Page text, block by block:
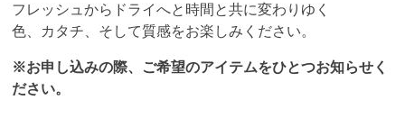
フレッシュからドライへと時間と共に変わりゆく
色、カタチ、そして質感をお楽しみください。
※お申し込みの際、ご希望のアイテムをひとつお知らせく
ださい。